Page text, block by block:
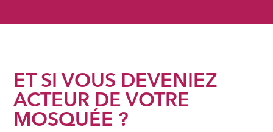
ET SI VOUS DEVENIEZ
ACTEUR DE VOTRE
MOSQUÉE ?